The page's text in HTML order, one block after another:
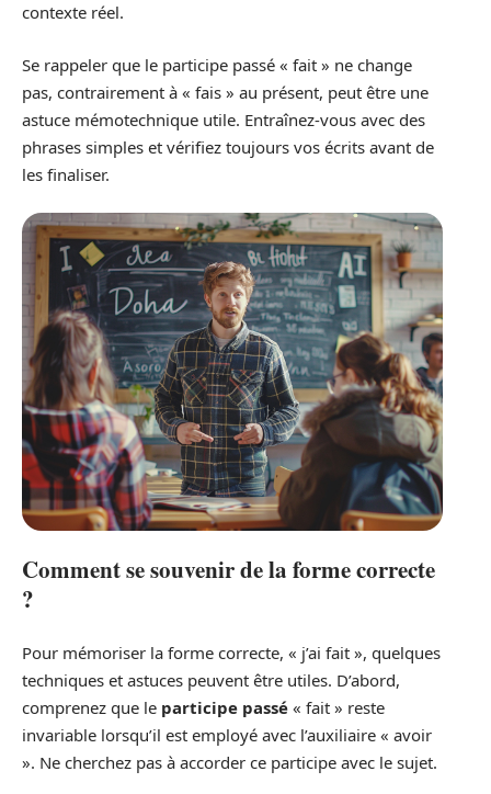
contexte réel.
Se rappeler que le participe passé « fait » ne change
pas, contrairement à « fais » au présent, peut être une
astuce mémotechnique utile. Entraînez-vous avec des
phrases simples et vérifiez toujours vos écrits avant de
les finaliser.
Comment se souvenir de la forme correcte
?
Pour mémoriser la forme correcte, « j’ai fait », quelques
techniques et astuces peuvent être utiles. D’abord,
comprenez que le participe passé « fait » reste
invariable lorsqu’il est employé avec l’auxiliaire « avoir
». Ne cherchez pas à accorder ce participe avec le sujet.